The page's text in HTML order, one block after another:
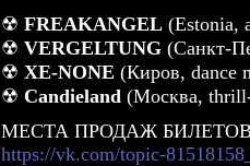
☢ FREAKANGEL (Estonia,
☢ VERGELTUNG (Санкт-
☢ XE-NONE (Киров, dance
☢ Candieland (Москва,
МЕСТА ПРОДАЖ
https://vk.com/topic-